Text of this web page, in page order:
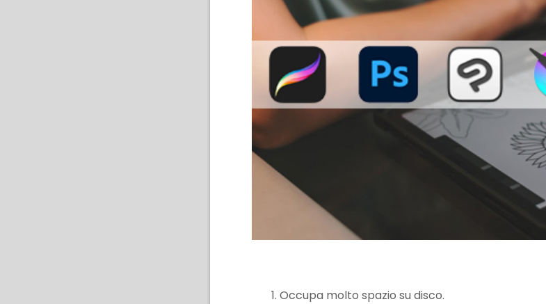
Occupa molto spazio su disco.